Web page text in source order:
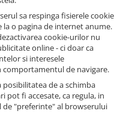
sa respinga fisierele cookie
la o pagina de internet anume.
cookie-urilor nu
online - ci doar ca
si interesele
de navigare.
de a schimba
pot fi accesate, ca regula, in
"preferinte" al browserului